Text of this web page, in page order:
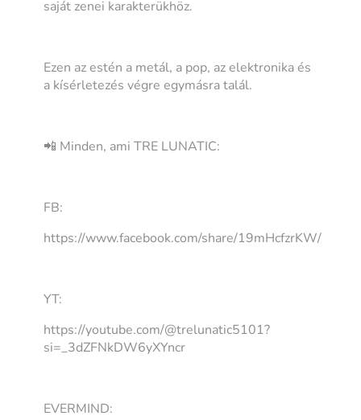
saját zenei karakterükhöz.
Ezen az estén a metál, a pop, az elektronika és
a kísérletezés végre egymásra talál.
📲 Minden, ami TRE LUNATIC:
FB:
https://www.facebook.com/share/19mHcfzrKW/
YT:
https://youtube.com/@trelunatic5101?
si=_3dZFNkDW6yXYncr
EVERMIND: